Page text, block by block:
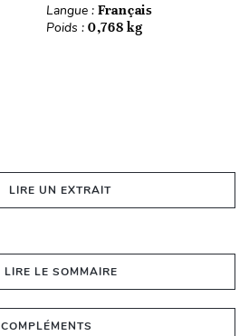
Langue : Français
Poids : 0,768 kg
LIRE UN EXTRAIT
LIRE LE SOMMAIRE
COMPLÉMENTS